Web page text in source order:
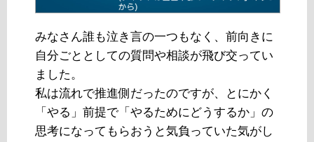
みなさん誰も泣き言の一つもなく、前向きに
自分ごととしての質問や相談が飛び交ってい
ました。
私は流れで推進側だったのですが、とにかく
「やる」前提で「やるためにどうするか」の
思考になってもらおうと気負っていた気がし